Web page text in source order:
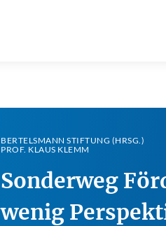
BERTELSMANN STIFTUNG (HRSG.)
PROF. KLAUS KLEMM
Sonderweg
wenig